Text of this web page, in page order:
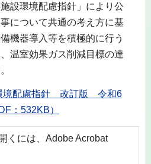
設環境配慮指針」により公
について共通の考え方に基
機器導入等を積極的に行う
温室効果ガス削減目標の達
境配慮指針 改訂版 令和6
：532KB）
くには、Adobe Acrobat